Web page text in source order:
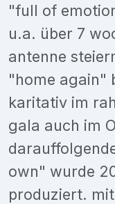
"full of
u.a. über 7
antenne
"home again"
karitativ im
gala auch im
own" wurde
produziert.